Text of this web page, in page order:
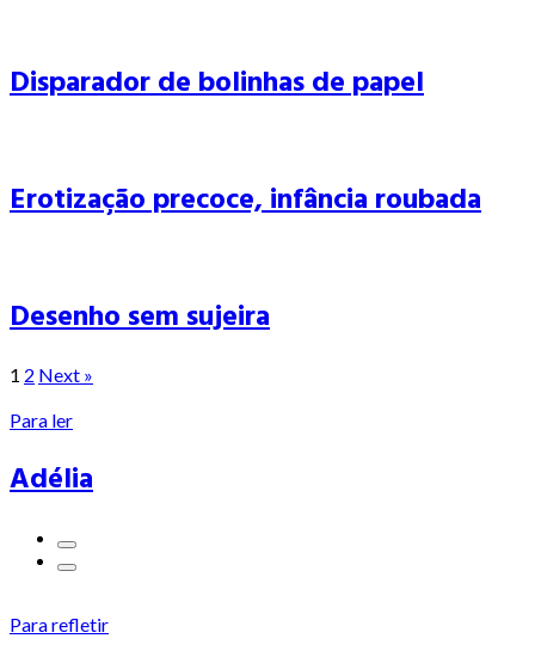
Disparador de bolinhas de papel
Erotização precoce, infância roubada
Desenho sem sujeira
1 2 Next »
Para ler
Adélia
Para refletir